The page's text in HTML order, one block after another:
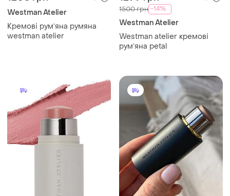
Westman Atelier
Кремові румʼяна румяна
westman atelier
1500 грн -14%
Westman Atelier
Westman atelier кремові
румʼяна petal